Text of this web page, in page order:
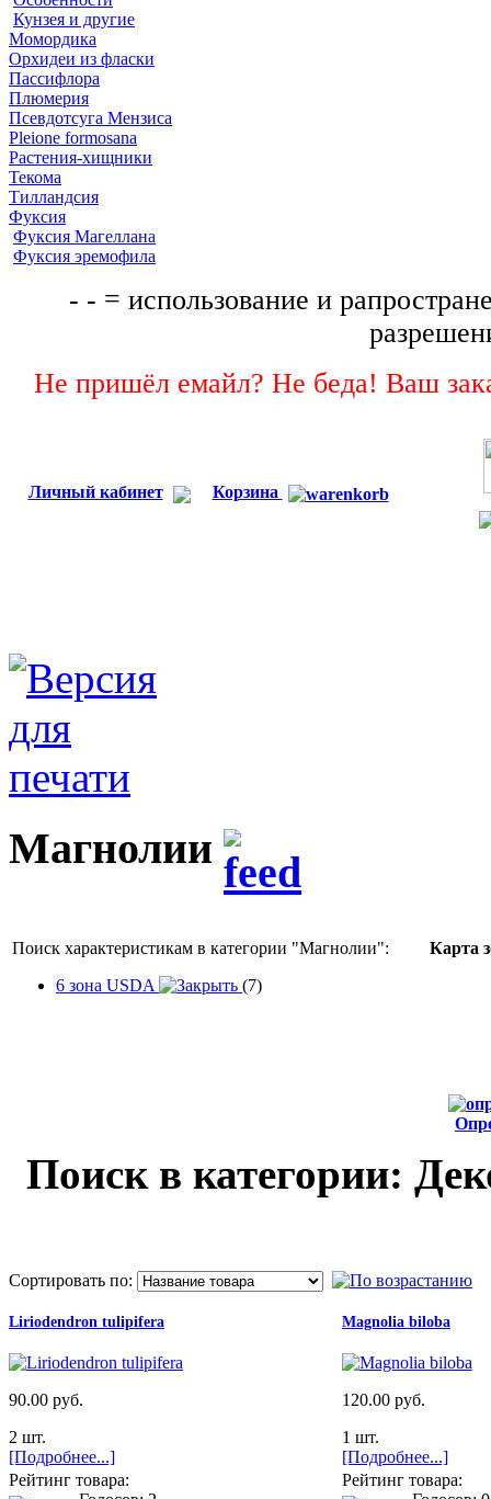
Кунзея и другие
Момордика
Орхидеи из фласки
Пассифлора
Плюмерия
Псевдотсуга Мензиса
Pleione formosana
Растения-хищники
Текома
Тилландсия
Фуксия
Фуксия Магеллана
Фуксия эремофила
- - = использование и
Не пришёл емайл? Не беда! Ваш
Личный кабинет Корзина
Магнолии
Поиск характеристикам в категории "Магнолии":
6 зона USDA
(7)
Карта
Поиск в категории:
Сортировать по:
Liriodendron tulipifera
90.00 руб.
2 шт.
[Подробнее...]
Рейтинг товара:
Magnolia biloba
120.00 руб.
1 шт.
[Подробнее...]
Рейтинг товара: